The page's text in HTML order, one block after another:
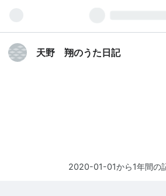
天野 翔のうた日記
2020-01-01から1年間の